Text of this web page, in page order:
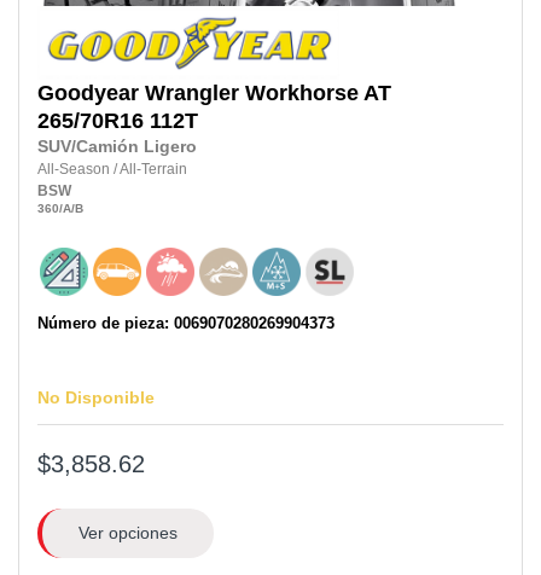
Goodyear Wrangler Workhorse AT
265/70R16 112T
SUV/Camión Ligero
All-Season /All-Terrain
BSW
360/A/B
Número de pieza: 0069070280269904373
No Disponible
$3,858.62
Ver opciones